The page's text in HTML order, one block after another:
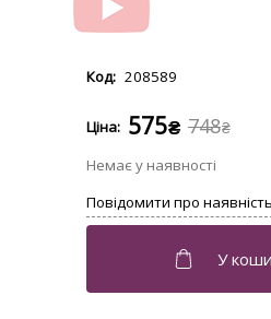
208589
748₴
575₴